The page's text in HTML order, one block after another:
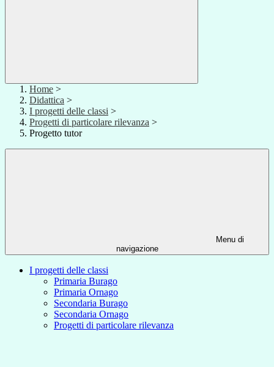
Home >
Didattica >
I progetti delle classi >
Progetti di particolare rilevanza >
Progetto tutor
Menu di
navigazione
I progetti delle classi
Primaria Burago
Primaria Ornago
Secondaria Burago
Secondaria Ornago
Progetti di particolare rilevanza